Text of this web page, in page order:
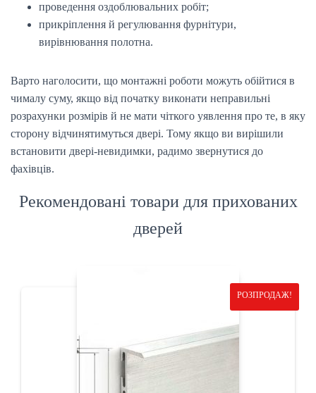
проведення оздоблювальних робіт;
прикріплення й регулювання фурнітури,
вирівнювання полотна.
Варто наголосити, що монтажні роботи можуть обійтися в
чималу суму, якщо від початку виконати неправильні
розрахунки розмірів й не мати чіткого уявлення про те, в яку
сторону відчинятимуться двері. Тому якщо ви вирішили
встановити двері-невидимки, радимо звернутися до
фахівців.
Рекомендовані товари для прихованих
дверей
РОЗПРОДАЖ!